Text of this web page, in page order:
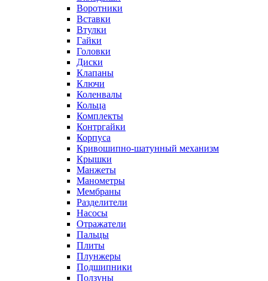
Воротники
Вставки
Втулки
Гайки
Головки
Диски
Клапаны
Ключи
Коленвалы
Кольца
Комплекты
Контргайки
Корпуса
Кривошипно-шатунный механизм
Крышки
Манжеты
Манометры
Мембраны
Разделители
Насосы
Отражатели
Пальцы
Плиты
Плунжеры
Подшипники
Ползуны